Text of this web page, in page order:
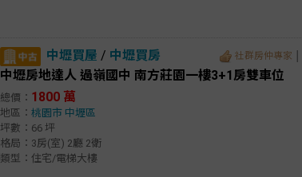
中壢買屋 / 中壢買房 社群房仲專家
中壢房地達人 過嶺國中 南方莊園一樓3+1房雙車位
總價： 1800 萬
地區： 桃園市 中壢區
坪數：66 坪
格局：3房(室) 2廳 2衛
類型：住宅/電梯大樓